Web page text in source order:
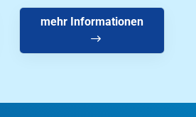
mehr Informationen